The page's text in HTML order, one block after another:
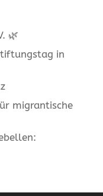
🌿
in
migrantische